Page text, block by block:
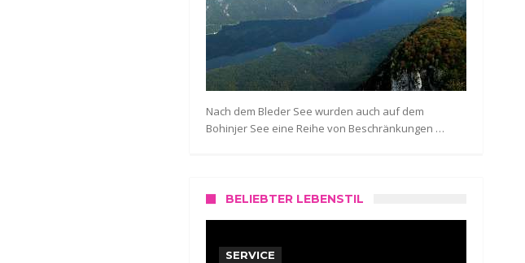
Nach dem Bleder See wurden auch auf dem
Bohinjer See eine Reihe von Beschränkungen …
BELIEBTER LEBENSTIL
SERVICE